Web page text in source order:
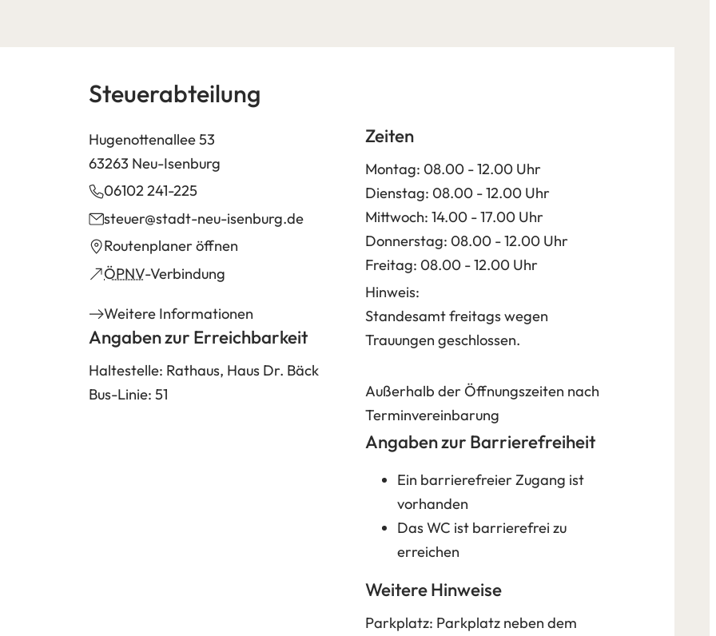
Steuerabteilung
Hugenottenallee 53
63263 Neu-Isenburg
06102 241-225
steuer
stadt-neu-isenburg de
Routenplaner öffnen
(Öffnet
in
neuen
Tab)
ÖPNV-Verbindung
(Öffnet
einem
neuen
Tab)
Weitere Informationen
Angaben zur Erreichbarkeit
Haltestelle: Rathaus, Haus Dr. Bäck
Bus-Linie: 51
Zeiten
Montag: 08.00 - 12.00 Uhr
Dienstag: 08.00 - 12.00 Uhr
Mittwoch: 14.00 - 17.00 Uhr
Donnerstag: 08.00 - 12.00 Uhr
Freitag: 08.00 - 12.00 Uhr
Hinweis:
Standesamt freitags wegen
Trauungen geschlossen.
Außerhalb der Öffnungszeiten nach
Terminvereinbarung
Angaben zur Barrierefreiheit
Ein barrierefreier Zugang ist
vorhanden
Das WC ist barrierefrei zu
erreichen
Weitere Hinweise
Parkplatz: Parkplatz neben dem